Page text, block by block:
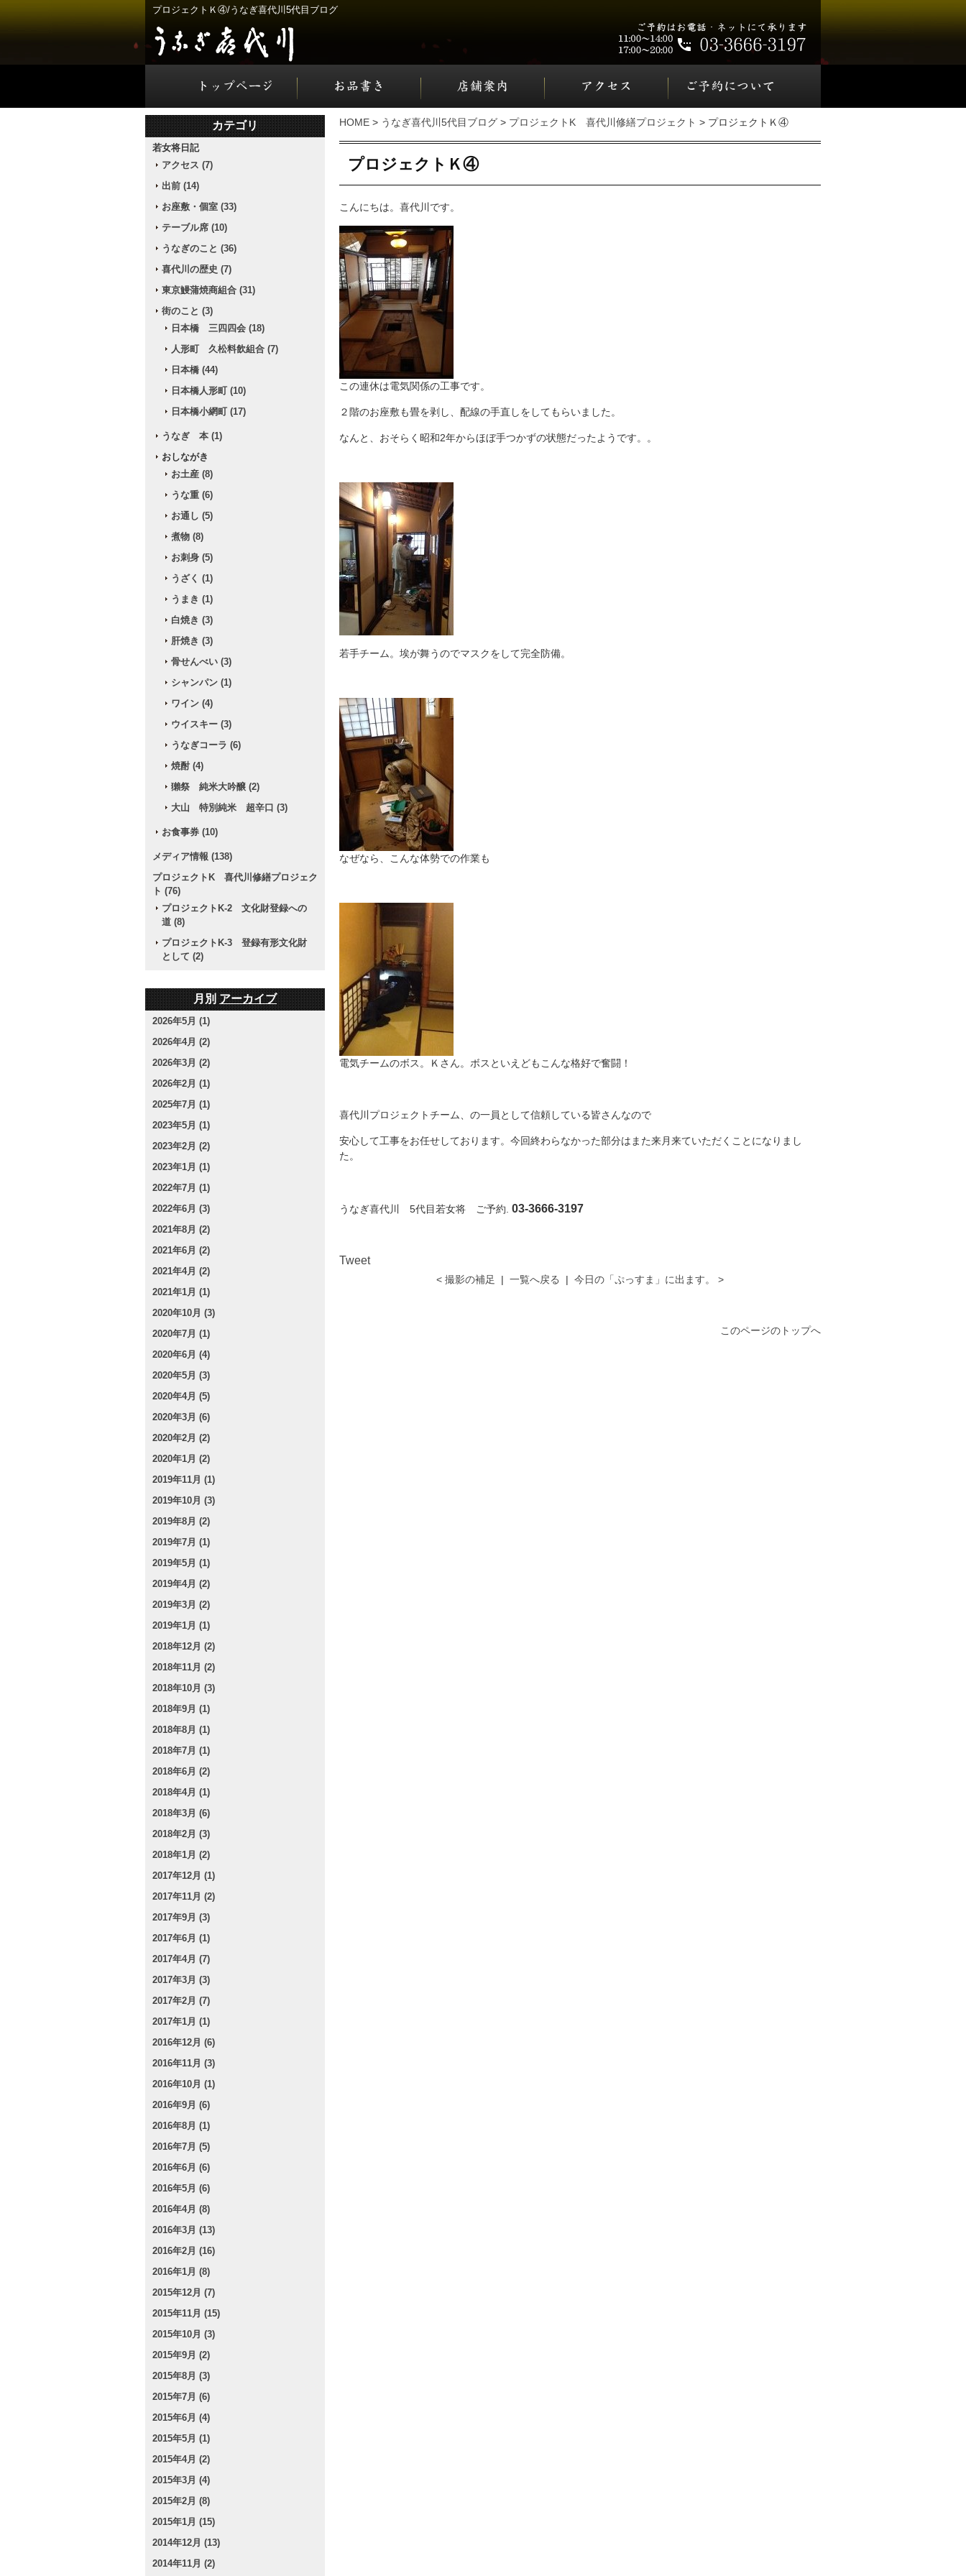
プロジェクトＫ④/うなぎ喜代川5代目ブログ
HOME > うなぎ喜代川5代目ブログ > プロジェクトK 喜代川修繕プロジェクト > プロジェクトＫ④
プロジェクトＫ④
こんにちは。喜代川です。
この連休は電気関係の工事です。
２階のお座敷も畳を剥し、配線の手直しをしてもらいました。
なんと、おそらく昭和2年からほぼ手つかずの状態だったようです。。
若手チーム。埃が舞うのでマスクをして完全防備。
なぜなら、こんな体勢での作業も
電気チームのボス。Ｋさん。ボスといえどもこんな格好で奮闘！
喜代川プロジェクトチーム、の一員として信頼している皆さんなので
安心して工事をお任せしております。今回終わらなかった部分はまた来月来ていただくことになりまし
た。
うなぎ喜代川 5代目若女将 ご予約. 03-3666-3197
Tweet
< 撮影の補足 | 一覧へ戻る | 今日の「ぷっすま」に出ます。 >
このページのトップへ
カテゴリ
若女将日記
アクセス (7)
出前 (14)
お座敷・個室 (33)
テーブル席 (10)
うなぎのこと (36)
喜代川の歴史 (7)
東京鰻蒲焼商組合 (31)
街のこと (3)
日本橋 三四四会 (18)
人形町 久松料飲組合 (7)
日本橋 (44)
日本橋人形町 (10)
日本橋小網町 (17)
うなぎ 本 (1)
おしながき
お土産 (8)
うな重 (6)
お通し (5)
煮物 (8)
お刺身 (5)
うざく (1)
うまき (1)
白焼き (3)
肝焼き (3)
骨せんべい (3)
シャンパン (1)
ワイン (4)
ウイスキー (3)
うなぎコーラ (6)
焼酎 (4)
獺祭 純米大吟醸 (2)
大山 特別純米 超辛口 (3)
お食事券 (10)
メディア情報 (138)
プロジェクトK 喜代川修繕プロジェク
ト (76)
プロジェクトK-2 文化財登録への
道 (8)
プロジェクトK-3 登録有形文化財
として (2)
月別アーカイブ
2026年5月 (1)
2026年4月 (2)
2026年3月 (2)
2026年2月 (1)
2025年7月 (1)
2023年5月 (1)
2023年2月 (2)
2023年1月 (1)
2022年7月 (1)
2022年6月 (3)
2021年8月 (2)
2021年6月 (2)
2021年4月 (2)
2021年1月 (1)
2020年10月 (3)
2020年7月 (1)
2020年6月 (4)
2020年5月 (3)
2020年4月 (5)
2020年3月 (6)
2020年2月 (2)
2020年1月 (2)
2019年11月 (1)
2019年10月 (3)
2019年8月 (2)
2019年7月 (1)
2019年5月 (1)
2019年4月 (2)
2019年3月 (2)
2019年1月 (1)
2018年12月 (2)
2018年11月 (2)
2018年10月 (3)
2018年9月 (1)
2018年8月 (1)
2018年7月 (1)
2018年6月 (2)
2018年4月 (1)
2018年3月 (6)
2018年2月 (3)
2018年1月 (2)
2017年12月 (1)
2017年11月 (2)
2017年9月 (3)
2017年6月 (1)
2017年4月 (7)
2017年3月 (3)
2017年2月 (7)
2017年1月 (1)
2016年12月 (6)
2016年11月 (3)
2016年10月 (1)
2016年9月 (6)
2016年8月 (1)
2016年7月 (5)
2016年6月 (6)
2016年5月 (6)
2016年4月 (8)
2016年3月 (13)
2016年2月 (16)
2016年1月 (8)
2015年12月 (7)
2015年11月 (15)
2015年10月 (3)
2015年9月 (2)
2015年8月 (3)
2015年7月 (6)
2015年6月 (4)
2015年5月 (1)
2015年4月 (2)
2015年3月 (4)
2015年2月 (8)
2015年1月 (15)
2014年12月 (13)
2014年11月 (2)